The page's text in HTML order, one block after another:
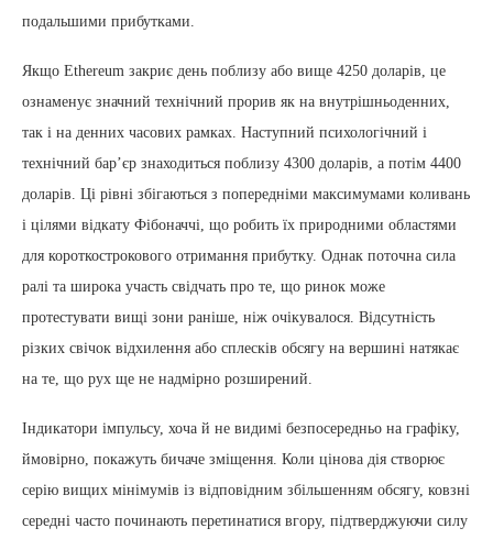
подальшими прибутками.
Якщо Ethereum закриє день поблизу або вище 4250 доларів, це
ознаменує значний технічний прорив як на внутрішньоденних,
так і на денних часових рамках. Наступний психологічний і
технічний бар’єр знаходиться поблизу 4300 доларів, а потім 4400
доларів. Ці рівні збігаються з попередніми максимумами коливань
і цілями відкату Фібоначчі, що робить їх природними областями
для короткострокового отримання прибутку. Однак поточна сила
ралі та широка участь свідчать про те, що ринок може
протестувати вищі зони раніше, ніж очікувалося. Відсутність
різких свічок відхилення або сплесків обсягу на вершині натякає
на те, що рух ще не надмірно розширений.
Індикатори імпульсу, хоча й не видимі безпосередньо на графіку,
ймовірно, покажуть бичаче зміщення. Коли цінова дія створює
серію вищих мінімумів із відповідним збільшенням обсягу, ковзні
середні часто починають перетинатися вгору, підтверджуючи силу